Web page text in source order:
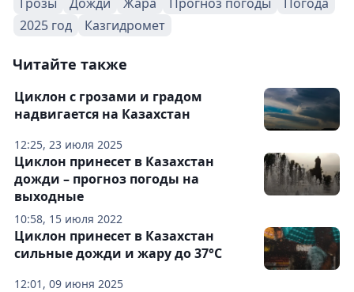
2025 год
Казгидромет
Читайте также
12:25, 23 июля 2025
Циклон с грозами и градом
надвигается на Казахстан
10:58, 15 июля 2022
Циклон принесет в Казахстан
дожди – прогноз погоды на
выходные
12:01, 09 июня 2025
Циклон принесет в Казахстан
сильные дожди и жару до 37°С